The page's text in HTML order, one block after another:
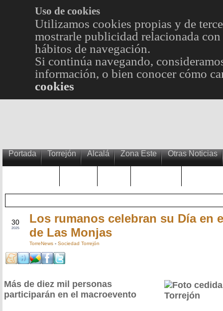
Uso de cookies
Utilizamos cookies propias y de
mostrarle publicidad relacionada
hábitos de navegación.
Si continúa navegando,
información, o bien conocer cómo
cookies
Portada Torrejón Alcalá Zona Este Otras Noticias
30
2025
Los rumanos celebran su Día en
de Las Monjas
TorreNews - Sociedad Torrejón
Más de diez mil personas
participarán en el macroevento